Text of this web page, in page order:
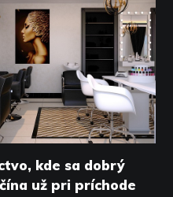
kde sa dobrý
už pri príchode